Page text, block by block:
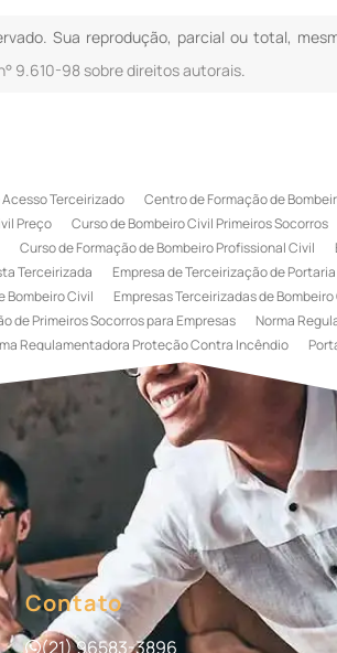
Sua reprodução, parcial ou total,
9.610-98 sobre direitos autorais.
Terceirizado
Centro de Formação de
Preço Curso de Bombeiro Civil Primeiros Socorros
Curso de Formação de Bombeiro Profissional Civil
Terceirizada
Empresa de Terceirização de Portaria
Bombeiro Civil Empresas Terceirizadas de Bombeiro
de Primeiros Socorros para Empresas
Norma
Regulamentadora Proteção Contra Incêndio
Serviço de Portaria Remota
Serviço de
de Bombeiro Terceirização de Bombeiro
Treinamento de Bombeiro Civil
de Incêndio Valor
Treinamento de Brigadista de
Combate a Incêndio
Treinamento de Primeiro
Contato
(21) 96583-3896